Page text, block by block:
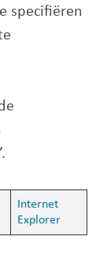
specifiëren
Internet
Explorer